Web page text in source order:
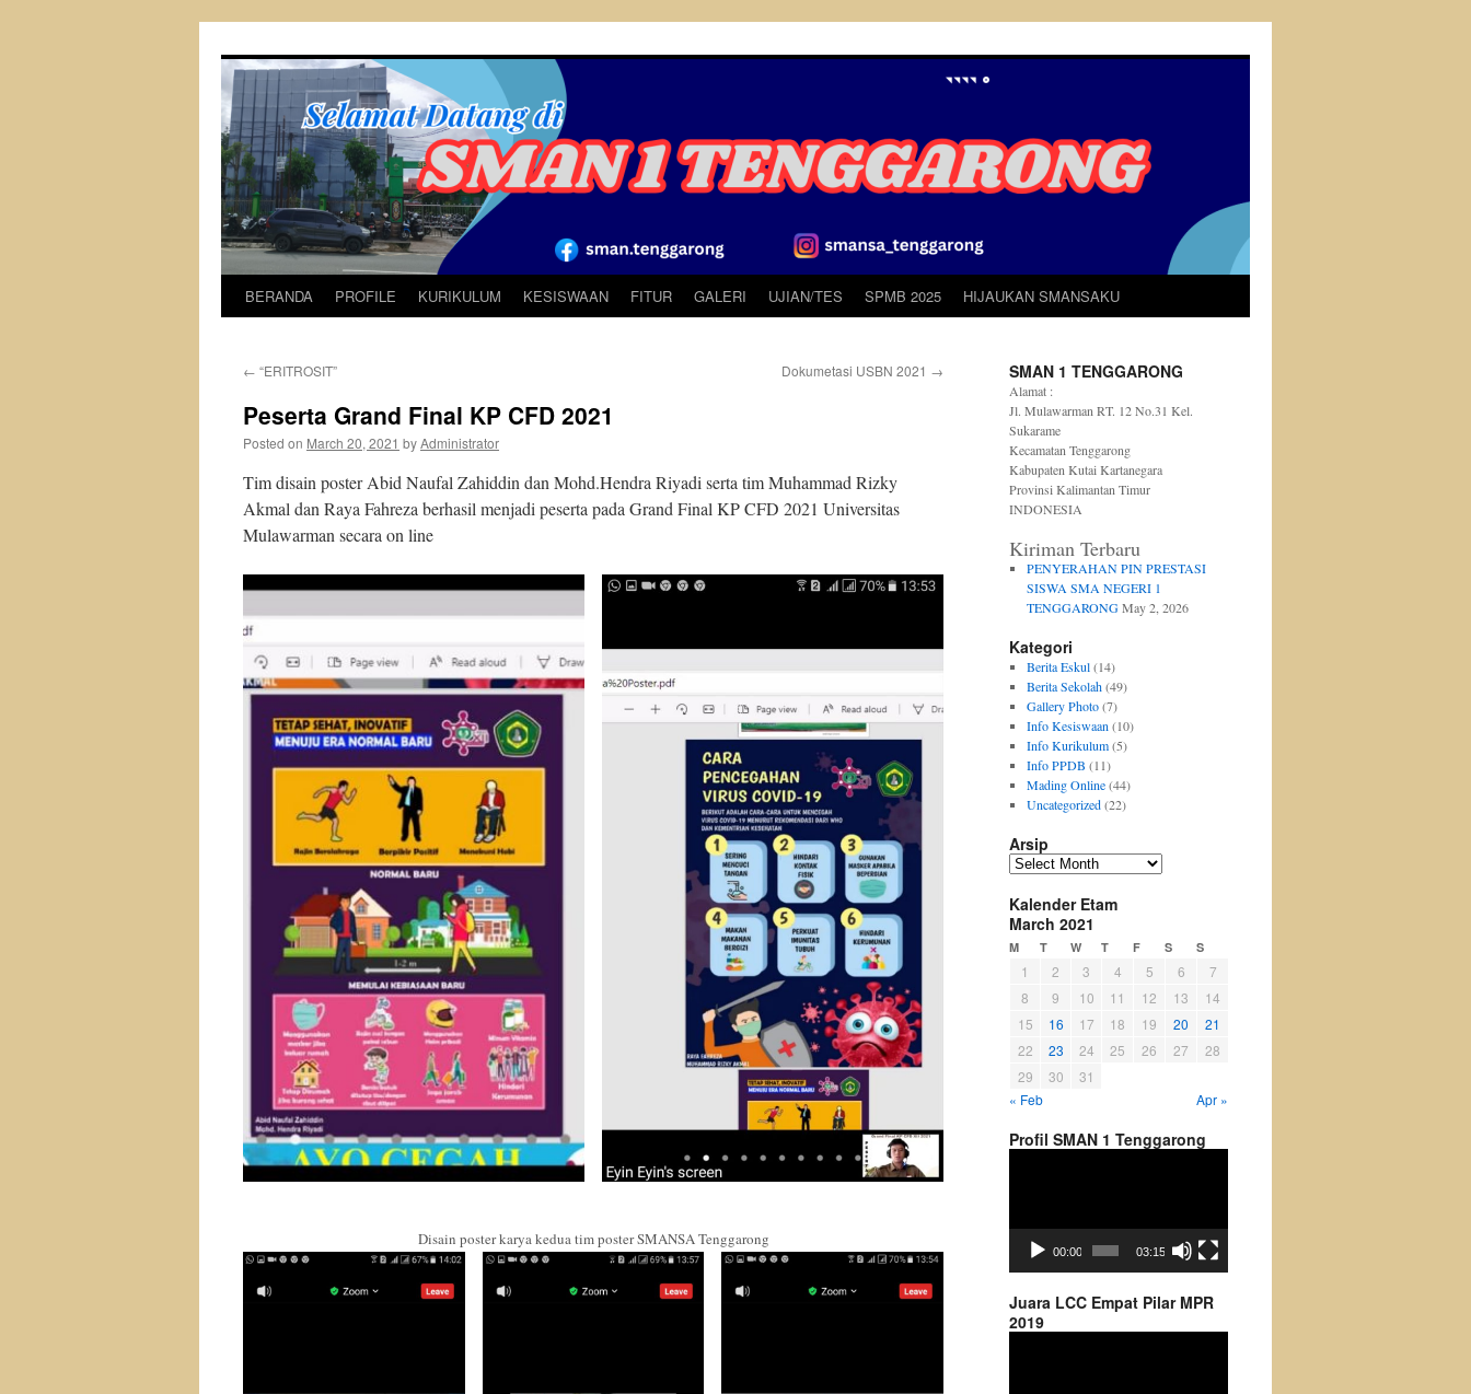
content
BERANDA PROFILE KURIKULUM KESISWAAN FITUR GALERI UJIAN/TES SPMB 2025 HIJAUKAN SMANSAKU
← “ERITROSIT” Dokumetasi USBN 2021 →
Peserta Grand Final KP CFD 2021
Posted on March 20, 2021 byAdministrator
Tim disain poster Abid Naufal Zahiddin dan Mohd.Hendra Riyadi serta tim Muhammad Rizky
Akmal dan Raya Fahreza berhasil menjadi peserta pada Grand Final KP CFD 2021 Universitas
Mulawarman secara on line
Disain poster karya kedua tim poster SMANSA Tenggarong
SMAN 1 TENGGARONG
Alamat :
Jl. Mulawarman RT. 12 No.31 Kel.
Sukarame
Kecamatan Tenggarong
Kabupaten Kutai Kartanegara
Provinsi Kalimantan Timur
INDONESIA
Kiriman Terbaru
PENYERAHAN PIN PRESTASI
SISWA SMA NEGERI 1
TENGGARONG May 2, 2026
Kategori
Berita Eskul(14)
Berita Sekolah(49)
Gallery Photo(7)
Info Kesiswaan (10)
Info Kurikulum(5)
Info PPDB (11)
Mading Online(44)
Uncategorized(22)
Arsip
Arsip
Kalender Etam
March 2021
M T W T F S S
1 2 3 4 5 6
7
8
9 10 11 12 13
14
15
16 17 18 19 20
21
22
23 24 25 26 27
28
29
30
31
« Feb
Apr »
Profil SMAN 1 Tenggarong
00:00 03:15
Juara LCC Empat Pilar MPR
2019